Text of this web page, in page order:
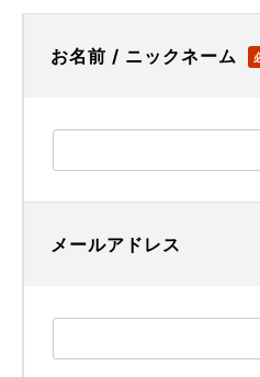
お名前 / ニックネーム
メールアドレス